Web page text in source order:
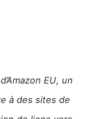
EU, un
à des sites de